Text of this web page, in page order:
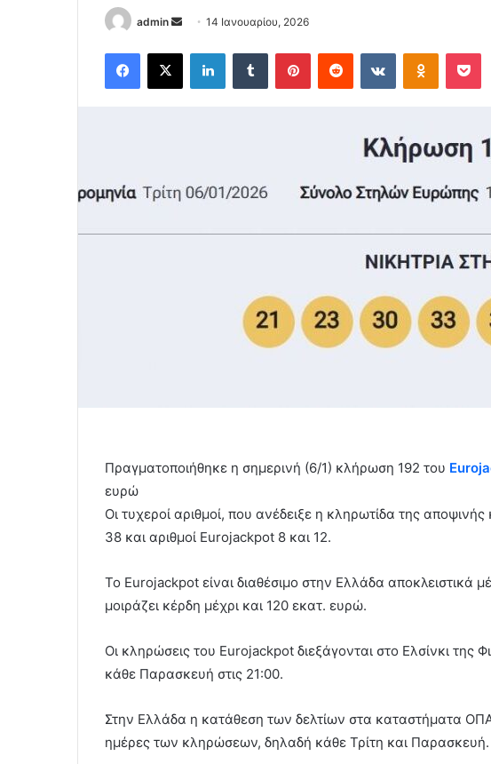
admin
Send
email
14 Ιανουαρίου, 2026
Facebook
X LinkedInTumblr PinterestReddit VKontakte
Πραγματοποιήθηκε η σημερινή (6/1) κλήρωση 192 του
ευρώ
Οι τυχεροί αριθμοί, που ανέδειξε η κληρωτίδα της
38 και αριθμοί Eurojackpot 8 και 12.
Το Eurojackpot είναι διαθέσιμο στην Ελλάδα
μοιράζει κέρδη μέχρι και 120 εκατ. ευρώ.
Οι κληρώσεις του Eurojackpot διεξάγονται στο Ελσίνκι της
κάθε Παρασκευή στις 21:00.
Στην Ελλάδα η κατάθεση των δελτίων στα καταστήματα
ημέρες των κληρώσεων, δηλαδή κάθε Τρίτη και Παρασκευή.